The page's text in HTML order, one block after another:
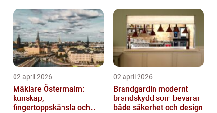
02 april 2026
Mäklare Östermalm:
kunskap,
fingertoppskänsla och
02 april 2026
Brandgardin modernt
brandskydd som bevarar
både säkerhet och design